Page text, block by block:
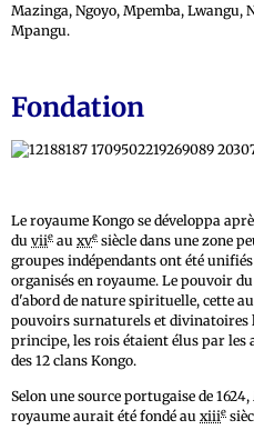
Mazinga, Ngoyo, Mpemba, Lwangu,
Mpangu.
Fondation
Le royaume Kongo se développa
du viie au xve siècle dans une zone
groupes indépendants ont été
organisés en royaume. Le pouvoir
d'abord de nature spirituelle, cette
pouvoirs surnaturels et divinatoires
principe, les rois étaient élus par les
des 12 clans Kongo.
Selon une source portugaise de 1624,
royaume aurait été fondé au xiiie